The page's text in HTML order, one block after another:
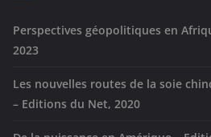
s
Perspectives géopolitiques en
2023
Les nouvelles routes de la soie
– Editions du Net, 2020